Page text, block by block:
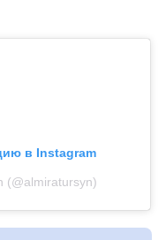
в Instagram
(@almiratursyn)